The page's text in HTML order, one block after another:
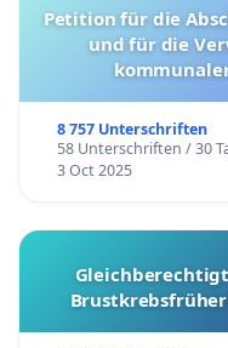
Petition für die Abschaffung der Tötungsstationen
und für die
8 757 Unterschriften
58 Unterschriften / 30
3 Oct 2025